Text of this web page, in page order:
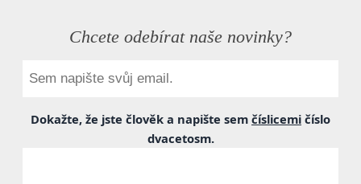
Chcete odebírat naše novinky?
Dokažte, že jste člověk a napište sem číslicemi číslo
dvacetosm.